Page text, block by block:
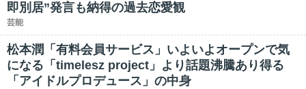
即別居”発言も納得の過去恋愛観
芸能
松本潤「有料会員サービス」いよいよオープンで気
になる「timelesz project」より話題沸騰あり得る
「アイドルプロデュース」の中身